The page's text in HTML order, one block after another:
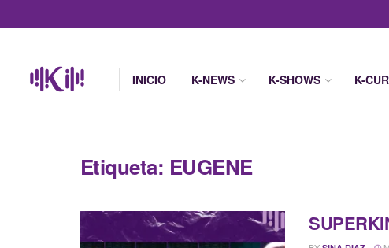
INICIO K-NEWS K-SHOWS K-
Etiqueta: EUGENE